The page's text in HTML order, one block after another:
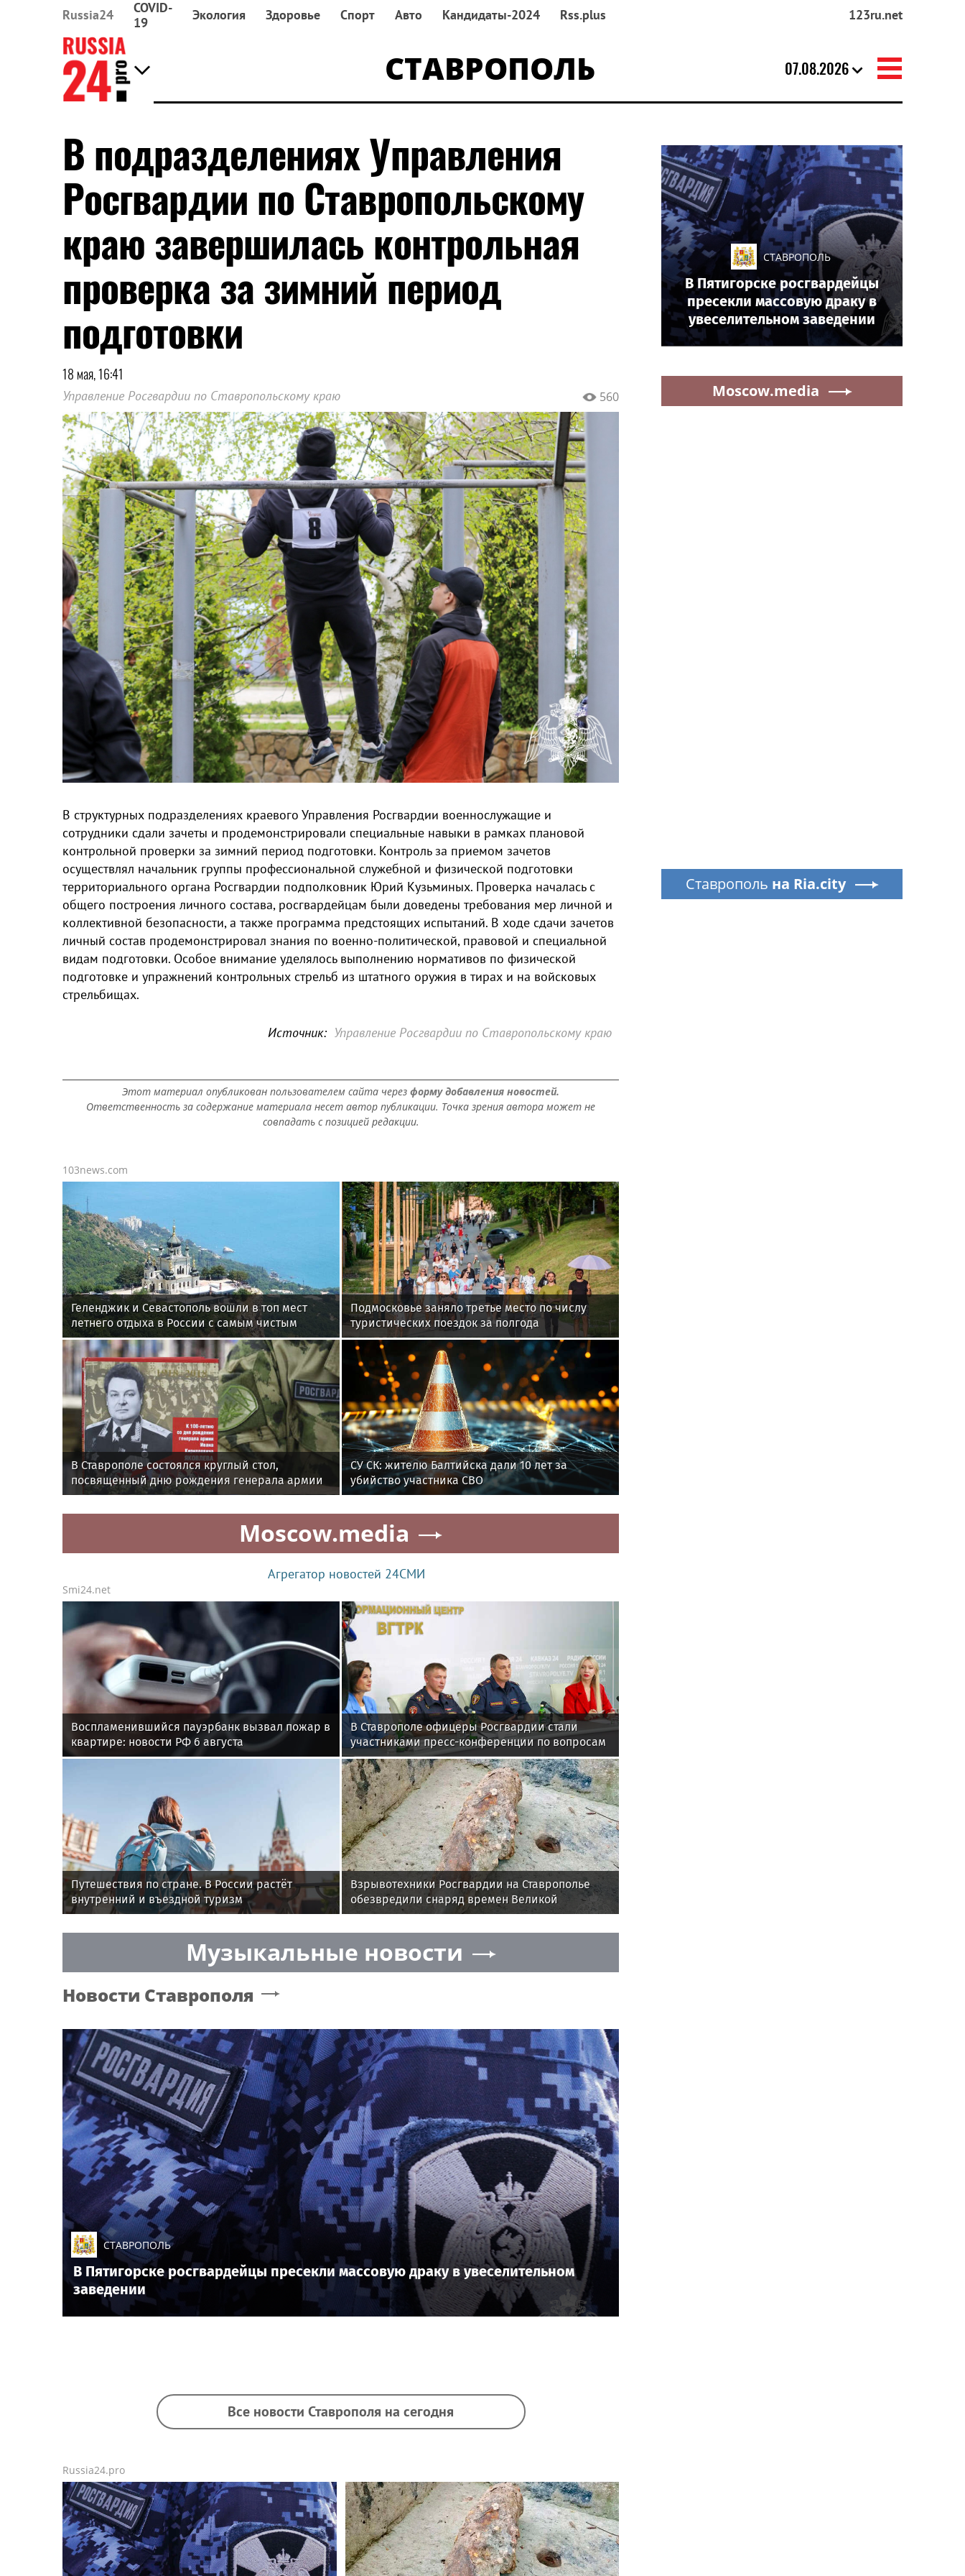
Russia24
COVID-
19
Экология Здоровье Спорт Авто Кандидаты-2024 Rss.plus 123ru.net
СТАВРОПОЛЬ 07.08.2026
В подразделениях Управления
Росгвардии по Ставропольскому
краю завершилась контрольная
проверка за зимний период
подготовки
18 мая, 16:41
Управление Росгвардии по Ставропольскому краю 560
В структурных подразделениях краевого Управления Росгвардии военнослужащие и
сотрудники сдали зачеты и продемонстрировали специальные навыки в рамках плановой
контрольной проверки за зимний период подготовки. Контроль за приемом зачетов
осуществлял начальник группы профессиональной служебной и физической подготовки
территориального органа Росгвардии подполковник Юрий Кузьминых. Проверка началась с
общего построения личного состава, росгвардейцам были доведены требования мер личной и
коллективной безопасности, а также программа предстоящих испытаний. В ходе сдачи зачетов
личный состав продемонстрировал знания по военно-политической, правовой и специальной
видам подготовки. Особое внимание уделялось выполнению нормативов по физической
подготовке и упражнений контрольных стрельб из штатного оружия в тирах и на войсковых
стрельбищах.
Источник: Управление Росгвардии по Ставропольскому краю
Этот материал опубликован пользователем сайта через форму добавления новостей.
Ответственность за содержание материала несет автор публикации. Точка зрения автора может не
совпадать с позицией редакции.
103news.com
Геленджик и Севастополь вошли в топ мест
летнего отдыха в России с самым чистым
воздухом
Подмосковье заняло третье место по числу
туристических поездок за полгода
В Ставрополе состоялся круглый стол,
посвященный дню рождения генерала армии
Ивана Яковлева
СУ СК: жителю Балтийска дали 10 лет за
убийство участника СВО
Moscow.media
Агрегатор новостей 24СМИ
Smi24.net
Воспламенившийся пауэрбанк вызвал пожар в
квартире: новости РФ 6 августа
В Ставрополе офицеры Росгвардии стали
участниками пресс-конференции по вопросам
в сфере оборота оружия
Путешествия по стране. В России растёт
внутренний и въездной туризм
Взрывотехники Росгвардии на Ставрополье
обезвредили снаряд времен Великой
Отечественной войны
Музыкальные новости
Новости Ставрополя
СТАВРОПОЛЬ
В Пятигорске росгвардейцы пресекли массовую драку в увеселительном
заведении
Все новости Ставрополя на сегодня
Russia24.pro
СТАВРОПОЛЬ
В Пятигорске росгвардейцы
пресекли массовую драку в
увеселительном заведении
Moscow.media
Ставрополь на Ria.city